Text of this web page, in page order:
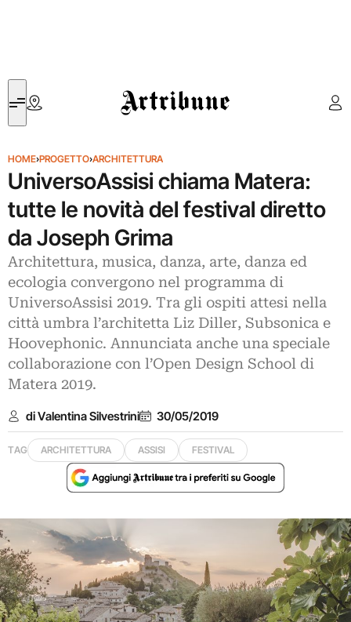
Artribune
HOME›PROGETTO›ARCHITETTURA
UniversoAssisi chiama Matera:
tutte le novità del festival diretto
da Joseph Grima
Architettura, musica, danza, arte, danza ed
ecologia convergono nel programma di
UniversoAssisi 2019. Tra gli ospiti attesi nella
città umbra l’architetta Liz Diller, Subsonica e
Hoovephonic. Annunciata anche una speciale
collaborazione con l’Open Design School di
Matera 2019.
di Valentina Silvestrini 30/05/2019
TAG ARCHITETTURA ASSISI FESTIVAL